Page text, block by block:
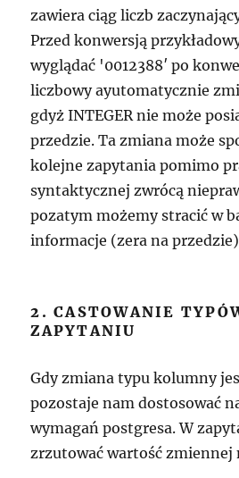
zawiera ciąg liczb
Przed konwersją
wyglądać '0012388′ po
liczbowy ayutomatycznie
gdyż INTEGER nie może
przedzie. Ta zmiana może
kolejne zapytania pomimo
syntaktycznej zwrócą
pozatym możemy stracić w
informacje (zera na
2. CASTOWANIE
ZAPYTANIU
Gdy zmiana typu kolumny
pozostaje nam dostosować
wymagań postgresa. W
zrzutować wartość zmiennej